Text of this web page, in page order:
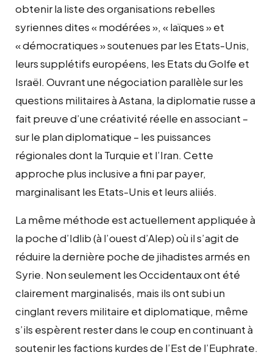
obtenir la liste des organisations rebelles
syriennes dites « modérées », « laïques » et
« démocratiques » soutenues par les Etats-Unis,
leurs supplétifs européens, les Etats du Golfe et
Israël. Ouvrant une négociation parallèle sur les
questions militaires à Astana, la diplomatie russe a
fait preuve d’une créativité réelle en associant –
sur le plan diplomatique – les puissances
régionales dont la Turquie et l’Iran. Cette
approche plus inclusive a fini par payer,
marginalisant les Etats-Unis et leurs aliiés.
La même méthode est actuellement appliquée à
la poche d’Idlib (à l’ouest d’Alep) où il s’agit de
réduire la dernière poche de jihadistes armés en
Syrie. Non seulement les Occidentaux ont été
clairement marginalisés, mais ils ont subi un
cinglant revers militaire et diplomatique, même
s’ils espèrent rester dans le coup en continuant à
soutenir les factions kurdes de l’Est de l’Euphrate.